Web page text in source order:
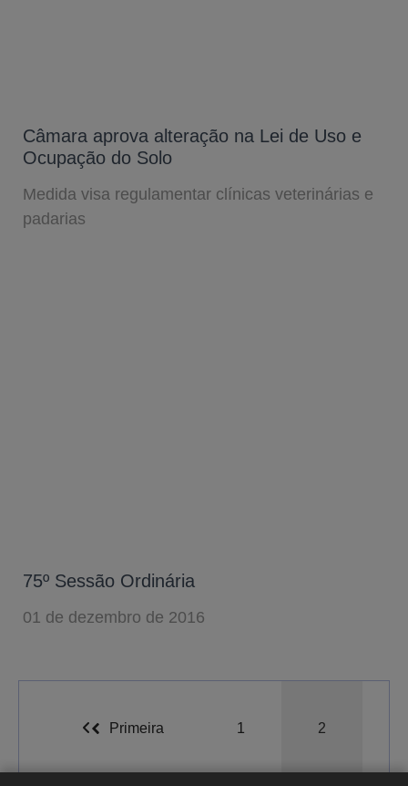
Câmara aprova alteração na Lei de Uso e
Ocupação do Solo
Medida visa regulamentar clínicas veterinárias e
padarias
75º Sessão Ordinária
01 de dezembro de 2016
Primeira 1 2
A